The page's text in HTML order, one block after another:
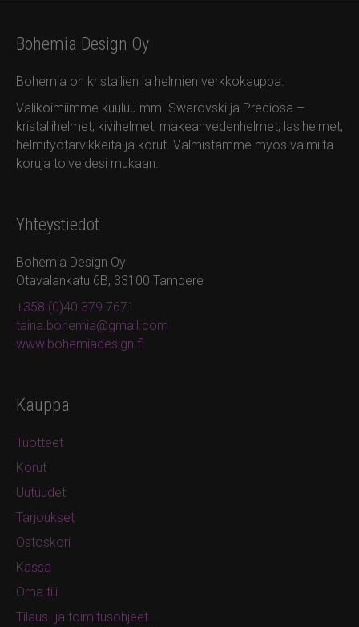
Bohemia Design Oy
Bohemia on kristallien ja helmien verkkokauppa.
Valikoimiimme kuuluu mm. Swarovski ja Preciosa –
kristallihelmet, kivihelmet, makeanvedenhelmet, lasihelmet,
helmityötarvikkeita ja korut. Valmistamme myös valmiita
koruja toiveidesi mukaan.
Yhteystiedot
Bohemia Design Oy
Otavalankatu 6B, 33100 Tampere
+358 (0)40 379 7671
taina.bohemia@gmail.com
www.bohemiadesign.fi
Kauppa
Tuotteet
Korut
Uutuudet
Tarjoukset
Ostoskori
Kassa
Oma tili
Tilaus- ja toimitusohjeet